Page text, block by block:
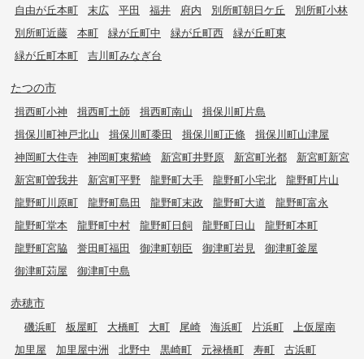
自由が丘本町
末広 平田 福井 府内 別所町朝日ケ丘
別所町小林
別所町近藤
本町 緑が丘町中 緑が丘町西
緑が丘町東
緑が丘町本町
吉川町みなぎ台
たつの市
揖西町小神 揖西町土師 揖西町南山
揖保川町片島
揖保川町神戸北山
揖保川町黍田 揖保川町正條
揖保川町山津屋
神岡町大住寺
神岡町東觜崎 新宮町井野原 新宮町光都
新宮町新宮
新宮町曽我井
新宮町平野 龍野町大手 龍野町小宅北
龍野町片山
龍野町川原町
龍野町島田 龍野町末政 龍野町大道
龍野町富永
龍野町堂本
龍野町中村 龍野町日飼 龍野町日山
龍野町本町
龍野町宮脇
誉田町福田 御津町朝臣 御津町岩見
御津町釜屋
御津町苅屋
御津町中島
赤穂市
磯浜町 板屋町 大橋町 大町 尾崎 海浜町 片浜町
上仮屋南
加里屋
加里屋中洲 北野中 黒崎町 元禄橋町 寿町
古浜町